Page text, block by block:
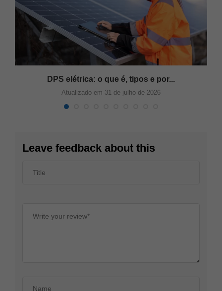
DPS elétrica: o que é, tipos e por...
Atualizado em 31 de julho de 2026
Leave feedback about this